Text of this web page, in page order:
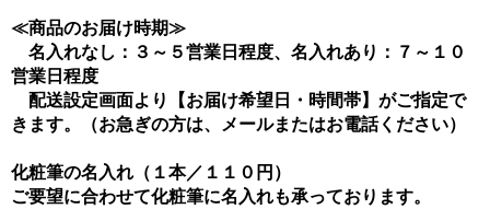
≪商品のお届け時期≫
名入れなし：３～５営業日程度、名入れあり：７～１０
営業日程度
配送設定画面より【お届け希望日・時間帯】がご指定で
きます。（お急ぎの方は、メールまたはお電話ください）
化粧筆の名入れ（１本／１１０円）
ご要望に合わせて化粧筆に名入れも承っております。